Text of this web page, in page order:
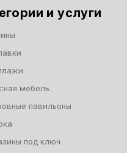
и услуги
мебель
павильоны
под ключ